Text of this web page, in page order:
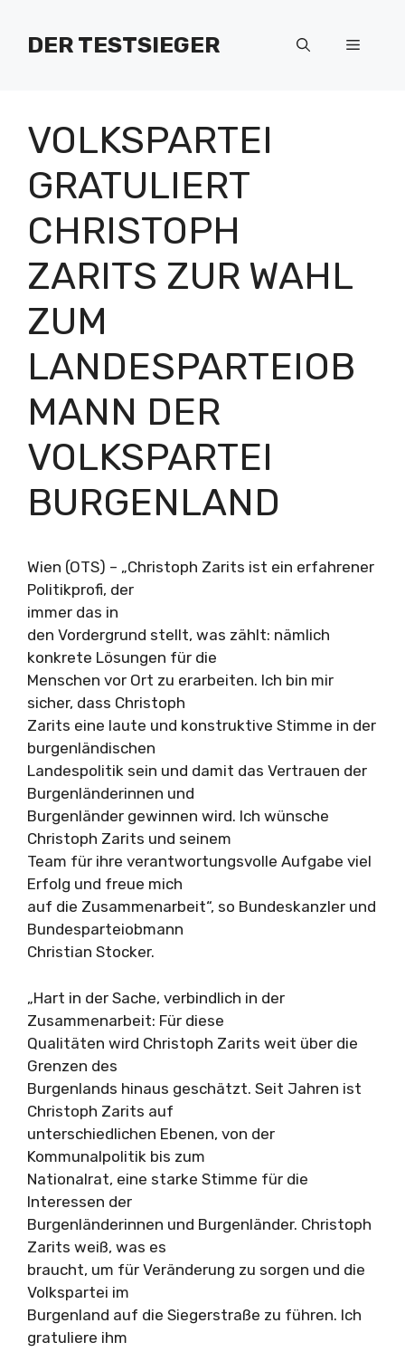
Inhalt
springenDER TESTSIEGER Menü
VOLKSPARTEI
GRATULIERT
CHRISTOPH
ZARITS ZUR WAHL
ZUM
LANDESPARTEIOB
MANN DER
VOLKSPARTEI
BURGENLAND
Wien (OTS) – „Christoph Zarits ist ein erfahrener
Politikprofi, der
immer das in
den Vordergrund stellt, was zählt: nämlich
konkrete Lösungen für die
Menschen vor Ort zu erarbeiten. Ich bin mir
sicher, dass Christoph
Zarits eine laute und konstruktive Stimme in der
burgenländischen
Landespolitik sein und damit das Vertrauen der
Burgenländerinnen und
Burgenländer gewinnen wird. Ich wünsche
Christoph Zarits und seinem
Team für ihre verantwortungsvolle Aufgabe viel
Erfolg und freue mich
auf die Zusammenarbeit“, so Bundeskanzler und
Bundesparteiobmann
Christian Stocker.
„Hart in der Sache, verbindlich in der
Zusammenarbeit: Für diese
Qualitäten wird Christoph Zarits weit über die
Grenzen des
Burgenlands hinaus geschätzt. Seit Jahren ist
Christoph Zarits auf
unterschiedlichen Ebenen, von der
Kommunalpolitik bis zum
Nationalrat, eine starke Stimme für die
Interessen der
Burgenländerinnen und Burgenländer. Christoph
Zarits weiß, was es
braucht, um für Veränderung zu sorgen und die
Volkspartei im
Burgenland auf die Siegerstraße zu führen. Ich
gratuliere ihm